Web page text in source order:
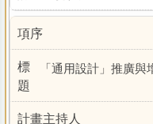
「通用設計」推廣